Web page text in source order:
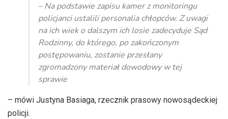
– Na podstawie zapisu kamer z monitoringu
policjanci ustalili personalia chłopców. Z uwagi
na ich wiek o dalszym ich losie zadecyduje Sąd
Rodzinny, do którego, po zakończonym
postępowaniu, zostanie przesłany
zgromadzony materiał dowodowy w tej
sprawie
– mówi Justyna Basiaga, rzecznik prasowy nowosądeckiej
policji.